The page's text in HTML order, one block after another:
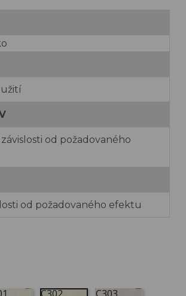
od požadovaného
od požadovaného efektu